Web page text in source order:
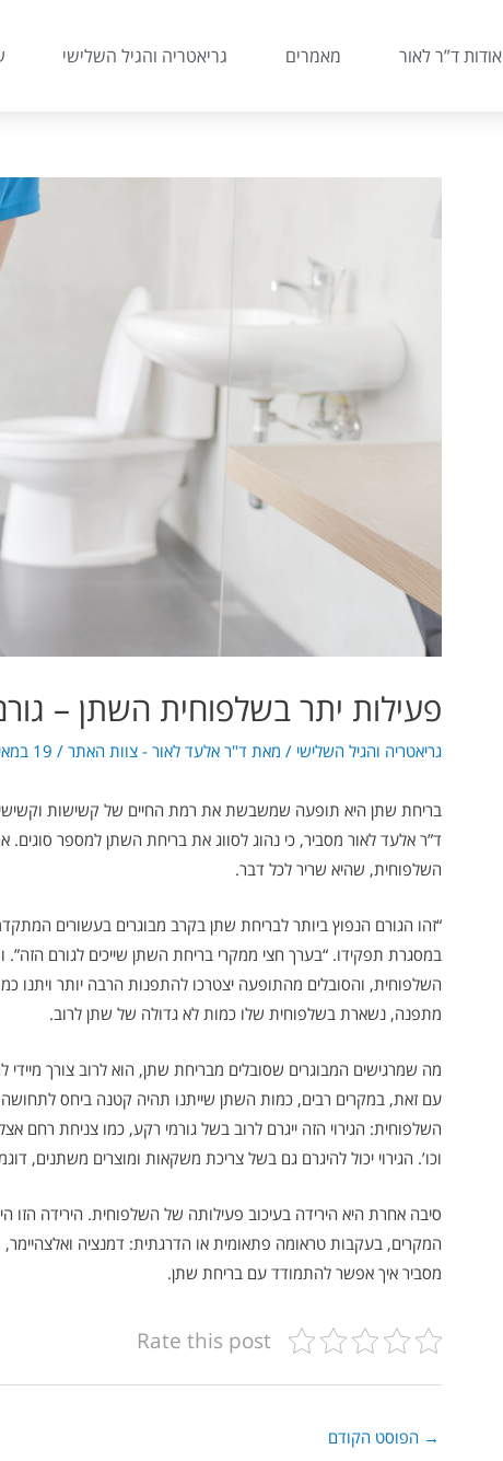
אודות ד”ר לאור מאמרים גריאטריה והגיל השלישי
פעילות יתר בשלפוחית השתן –
גריאטריה והגיל השלישי / מאת ד"ר אלעד לאור - צוות האתר / 19 במאי 2022
בריחת שתן היא תופעה שמשבשת את רמת החיים של קשישות
ד”ר אלעד לאור מסביר, כי נהוג לסווג את בריחת השתן למספר
השלפוחית, שהיא שריר לכל דבר.
“זהו הגורם הנפוץ ביותר לבריחת שתן בקרב מבוגרים בעשורים
במסגרת תפקידו. “בערך חצי ממקרי בריחת השתן שייכים לגורם
השלפוחית, והסובלים מהתופעה יצטרכו להתפנות הרבה יותר
מתפנה, נשארת בשלפוחית שלו כמות לא גדולה של שתן לרוב.
מה שמרגישים המבוגרים שסובלים מבריחת שתן, הוא לרוב צורך
עם זאת, במקרים רבים, כמות השתן שייתנו תהיה קטנה ביחס
השלפוחית: הגירוי הזה ייגרם לרוב בשל גורמי רקע, כמו צניחת
וכו’. הגירוי יכול להיגרם גם בשל צריכת משקאות ומוצרים משתנים,
סיבה אחרת היא הירידה בעיכוב פעילותה של השלפוחית. הירידה
המקרים, בעקבות טראומה פתאומית או הדרגתית: דמנציה
מסביר איך אפשר להתמודד עם בריחת שתן.
Rate this post
→ הפוסט הקודם